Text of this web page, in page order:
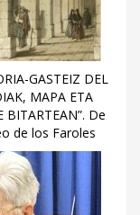
GASTEIZ DEL
MAPA ETA
BITARTEAN”. De
de los Faroles